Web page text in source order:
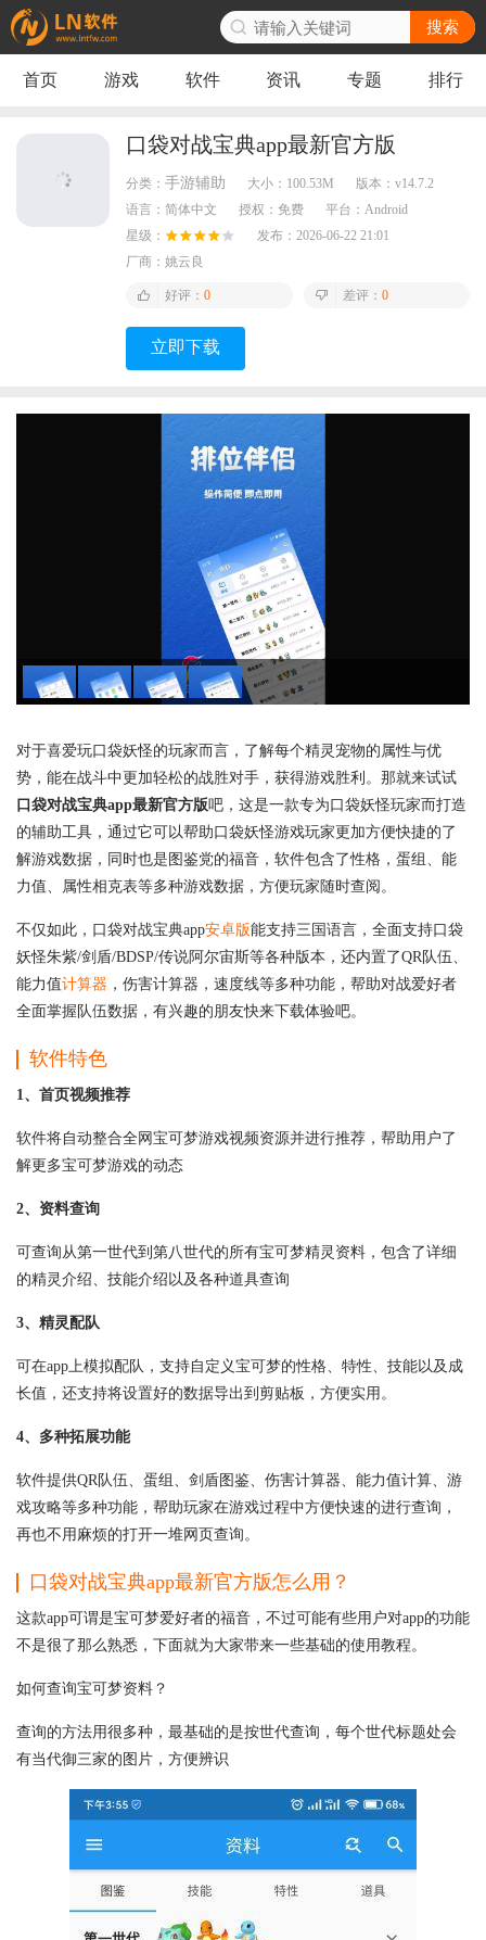
搜索
首页 游戏 软件 资讯 专题 排行
口袋对战宝典app最新官方版
分类： 手游辅助 大小： 100.53M 版本： v14.7.2
语言： 简体中文 授权： 免费 平台： Android
星级：
发布： 2026-06-22 21:01
厂商： 姚云良
好评： 0 差评： 0
立即下载
对于喜爱玩口袋妖怪的玩家而言，了解每个精灵宠物的属性与优
势，能在战斗中更加轻松的战胜对手，获得游戏胜利。那就来试试
口袋对战宝典app最新官方版吧，这是一款专为口袋妖怪玩家而打造
的辅助工具，通过它可以帮助口袋妖怪游戏玩家更加方便快捷的了
解游戏数据，同时也是图鉴党的福音，软件包含了性格，蛋组、能
力值、属性相克表等多种游戏数据，方便玩家随时查阅。
不仅如此，口袋对战宝典app安卓版能支持三国语言，全面支持口袋
妖怪朱紫/剑盾/BDSP/传说阿尔宙斯等各种版本，还内置了QR队伍、
能力值计算器 ，伤害计算器，速度线等多种功能，帮助对战爱好者
全面掌握队伍数据，有兴趣的朋友快来下载体验吧。
软件特色
1、首页视频推荐
软件将自动整合全网宝可梦游戏视频资源并进行推荐，帮助用户了
解更多宝可梦游戏的动态
2、资料查询
可查询从第一世代到第八世代的所有宝可梦精灵资料，包含了详细
的精灵介绍、技能介绍以及各种道具查询
3、精灵配队
可在app上模拟配队，支持自定义宝可梦的性格、特性、技能以及成
长值，还支持将设置好的数据导出到剪贴板，方便实用。
4、多种拓展功能
软件提供QR队伍、蛋组、剑盾图鉴、伤害计算器、能力值计算、游
戏攻略等多种功能，帮助玩家在游戏过程中方便快速的进行查询，
再也不用麻烦的打开一堆网页查询。
口袋对战宝典app最新官方版怎么用？
这款app可谓是宝可梦爱好者的福音，不过可能有些用户对app的功能
不是很了那么熟悉，下面就为大家带来一些基础的使用教程。
如何查询宝可梦资料？
查询的方法用很多种，最基础的是按世代查询，每个世代标题处会
有当代御三家的图片，方便辨识